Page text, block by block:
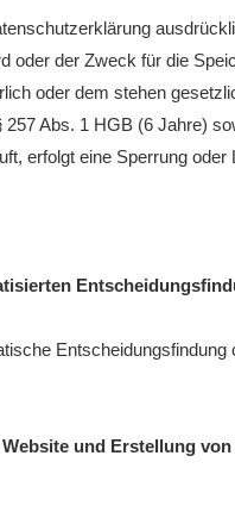
oder der Zweck für die
oder dem stehen
Abs. 1 HGB (6 Jahre)
erfolgt eine Sperrung
Entscheidungsfindung
und Erstellung